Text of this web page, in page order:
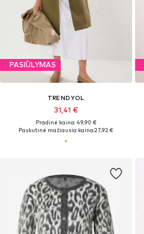
PASIŪLYMAS
TRENDYOL
31,41 €
Pradinė kaina: 49,90 €
Paskutinė mažiausia kaina:27,92 €